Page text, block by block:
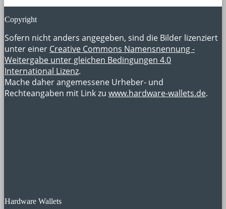
Copyright
Sofern nicht anders angegeben, sind die Bilder lizenziert
unter einer Creative Commons Namensnennung -
Weitergabe unter gleichen Bedingungen 4.0
International Lizenz.
Mache daher angemessene Urheber- und
Rechteangaben mit Link zu www.hardware-wallets.de.
Hardware Wallets